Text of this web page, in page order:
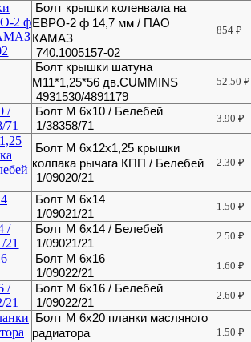
Болт крышки коленвала на
ЕВРО-2 ф 14,7 мм / ПАО
КАМАЗ
740.1005157-02
854₽
Болт крышки шатуна
М11*1,25*56 дв.CUMMINS
4931530/4891179
52.50₽
Болт М 6х10 / Белебей
1/38358/71
3.90₽
Болт М 6х12х1,25 крышки
колпака рычага КПП / Белебей
1/09020/21
2.30₽
Болт М 6х14
1/09021/21
1.50₽
Болт М 6х14 / Белебей
1/09021/21
2.50₽
Болт М 6х16
1/09022/21
1.60₽
Болт М 6х16 / Белебей
1/09022/21
2.60₽
Болт М 6х20 планки масляного
радиатора
1.50₽